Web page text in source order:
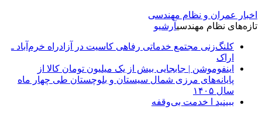
اخبار عمران و نظام مهندسی
تازه‌های نظام مهندسیآرشیو
کلنگ‌زنی مجتمع خدماتی رفاهی کاسیت در آزادراه خرم‌آباد ـ
اراک
اینفوموشن | جابجایی بیش از یک میلیون تومان کالا از
پایانه‌های مرزی شمال سیستان و بلوچستان طی چهار ماه
سال ۱۴۰۵
ببینید ا خدمت بی‌وقفه